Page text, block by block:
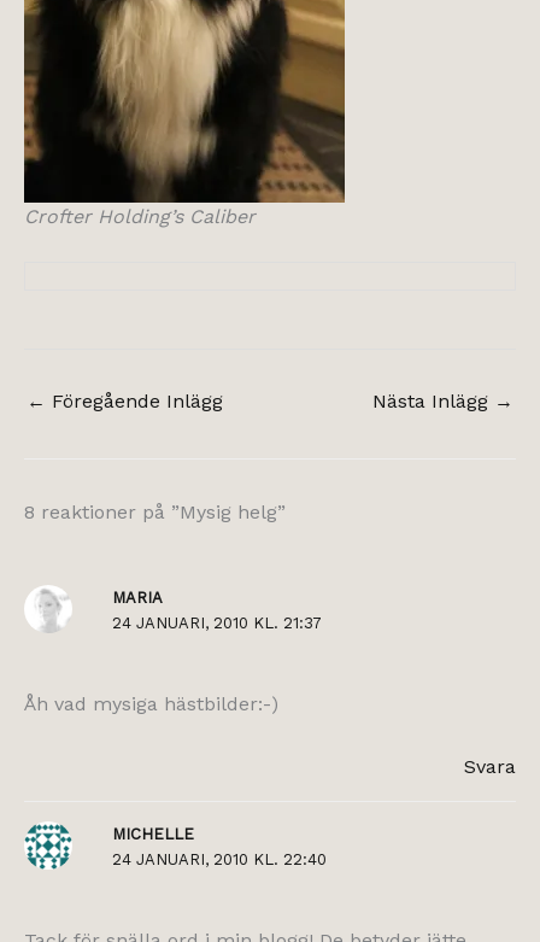
Crofter Holding’s Caliber
← Föregående Inlägg Nästa Inlägg →
8 reaktioner på ”Mysig helg”
MARIA
24 JANUARI, 2010 KL. 21:37
Åh vad mysiga hästbilder:-)
Svara
MICHELLE
24 JANUARI, 2010 KL. 22:40